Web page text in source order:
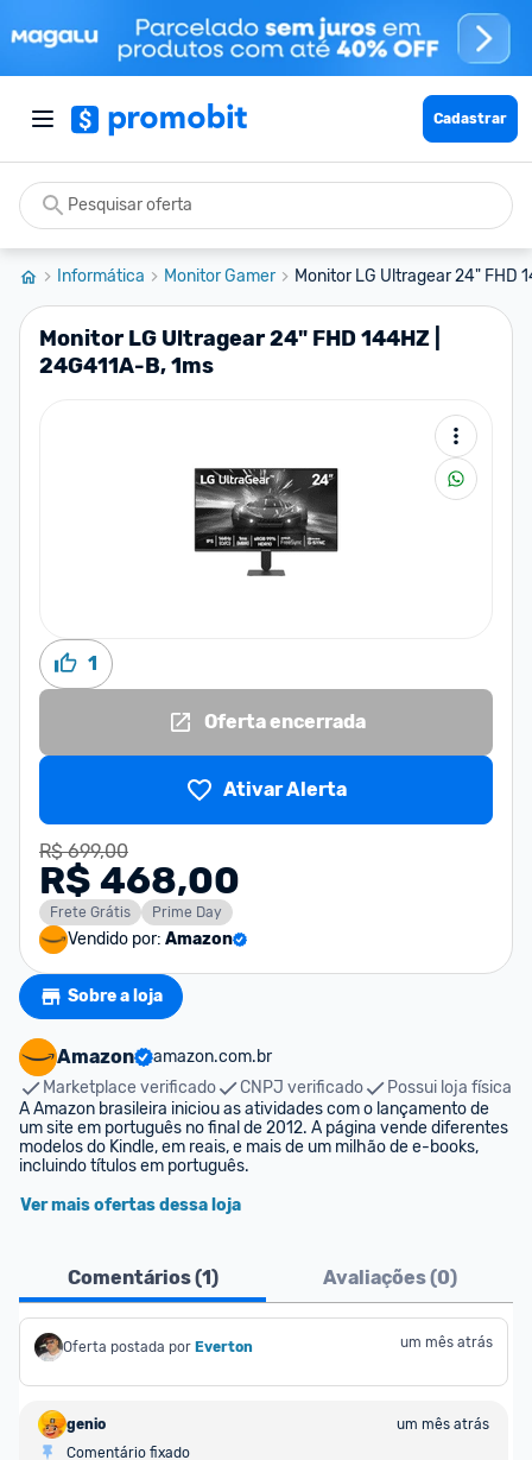
Cadastrar
Informática Monitor Gamer Monitor LG Ultragear 24" FHD
Monitor LG Ultragear 24" FHD 144HZ |
24G411A-B, 1ms
1
Oferta encerrada
Ativar Alerta
R$ 699,00
R$ 468,00
Frete Grátis Prime Day
Vendido por: Amazon
Sobre a loja
Amazon
amazon.com.br
Marketplace verificado
CNPJ verificado
Possui loja física
A Amazon brasileira iniciou as atividades com o lançamento de
um site em português no final de 2012. A página vende diferentes
modelos do Kindle, em reais, e mais de um milhão de e-books,
incluindo títulos em português.
Ver mais ofertas dessa loja
Comentários (1) Avaliações (0)
Oferta postada por Everton um mês atrás
genio
um mês atrás
Comentário fixado